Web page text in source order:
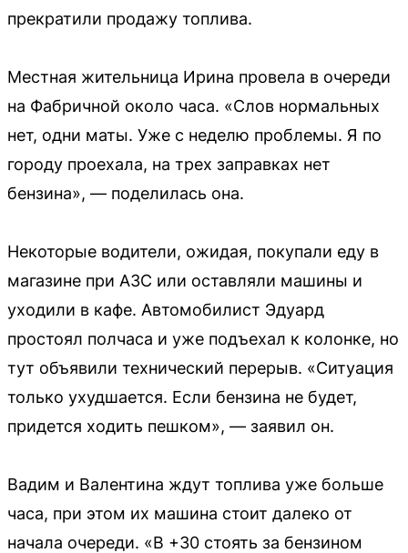
прекратили продажу топлива.
Местная жительница Ирина провела в очереди
на Фабричной около часа. «Слов нормальных
нет, одни маты. Уже с неделю проблемы. Я по
городу проехала, на трех заправках нет
бензина», — поделилась она.
Некоторые водители, ожидая, покупали еду в
магазине при АЗС или оставляли машины и
уходили в кафе. Автомобилист Эдуард
простоял полчаса и уже подъехал к колонке, но
тут объявили технический перерыв. «Ситуация
только ухудшается. Если бензина не будет,
придется ходить пешком», — заявил он.
Вадим и Валентина ждут топлива уже больше
часа, при этом их машина стоит далеко от
начала очереди. «В +30 стоять за бензином